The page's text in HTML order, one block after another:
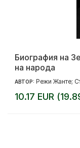
Биография на
на народа
АВТОР: Режи Жанте;
10.17 EUR